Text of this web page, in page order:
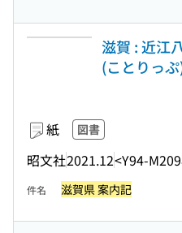
滋賀 : 近江
(ことりっ
紙 図書
昭文社2021.12<Y94-
件名 滋賀県 案内記